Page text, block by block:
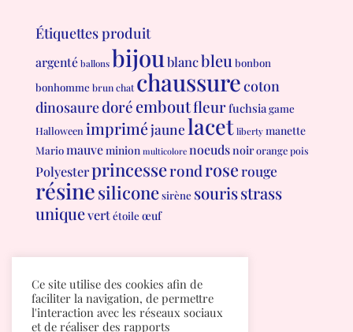
Étiquettes produit
argenté ballons bijou blancbleu bonbon
bonhomme brun chat chaussurecoton
dinosauredoré emboutfleurfuchsiagame
Halloween impriméjaunelacet liberty manette
Mariomauveminion multicolore noeudsnoirorange pois
Polyesterprincesserondroserouge
résinesiliconesirène sourisstrass
uniquevertétoile œuf
Politique de confidentialité
Ce site utilise des cookies afin de
faciliter la navigation, de permettre
l'interaction avec les réseaux sociaux
et de réaliser des rapports